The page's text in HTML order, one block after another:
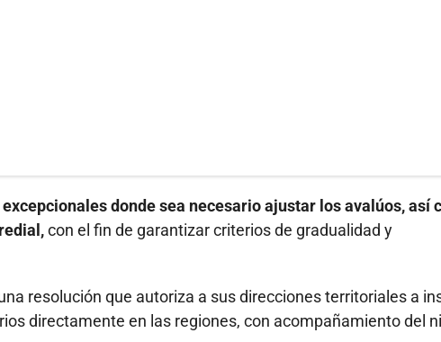
donde sea necesario ajustar los avalúos, así
con el fin de garantizar criterios de gradualidad y
resolución que autoriza a sus direcciones territoriales a
directamente en las regiones, con acompañamiento del